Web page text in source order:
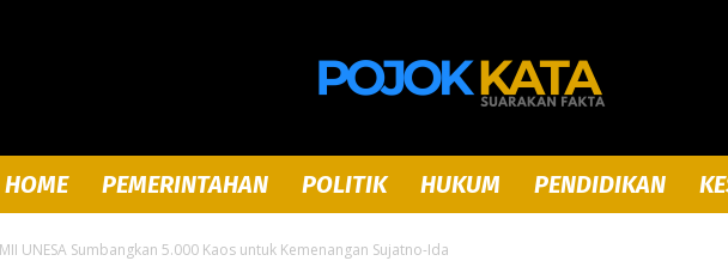
Pojok
HOME PEMERINTAHAN POLITIK HUKUM PENDIDIKAN
UNESA Sumbangkan 5.000 Kaos untuk Kemenangan Sujatno-Ida